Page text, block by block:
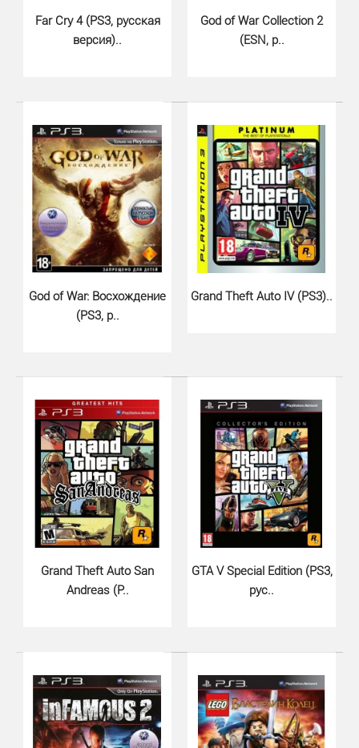
890 грн.
Неутомимый Реймен снова с нами! Замечательного
рисованного персонажа и его друга Глобокса ожидают
Far Cry 4 (PS3, русская
версия)..
God of War Collection 2
(ESN, р..
God of War: Восхождение
(PS3, р..
Grand Theft Auto IV (PS3)..
Grand Theft Auto San
Andreas (P..
GTA V Special Edition (PS3,
рус..